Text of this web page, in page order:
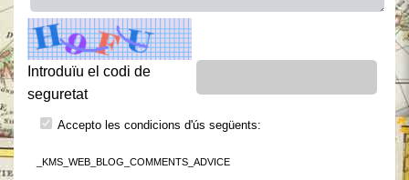
Introduïu el codi de
seguretat
Accepto les condicions d'ús següents:
_KMS_WEB_BLOG_COMMENTS_ADVICE